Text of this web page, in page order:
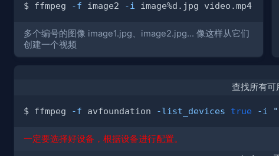
$ ffmpeg -f image2 -i
多个编号的图像 image1.jpg、image2.jpg... 像这样从它们
创建一个视频
查找所有可
$ ffmpeg -f avfoundation -list_devices true -i
一定要选择好设备，根据设备进行配置。